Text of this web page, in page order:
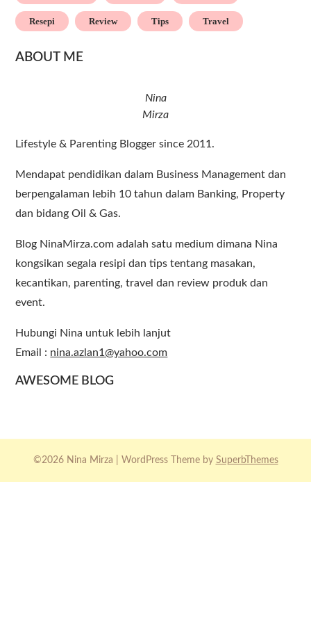
Resepi Review Tips Travel
ABOUT ME
Nina
Mirza
Lifestyle & Parenting Blogger since 2011.
Mendapat pendidikan dalam Business Management dan
berpengalaman lebih 10 tahun dalam Banking, Property
dan bidang Oil & Gas.
Blog NinaMirza.com adalah satu medium dimana Nina
kongsikan segala resipi dan tips tentang masakan,
kecantikan, parenting, travel dan review produk dan
event.
Hubungi Nina untuk lebih lanjut
Email : nina.azlan1@yahoo.com
AWESOME BLOG
©2026 Nina Mirza | WordPress Theme by SuperbThemes